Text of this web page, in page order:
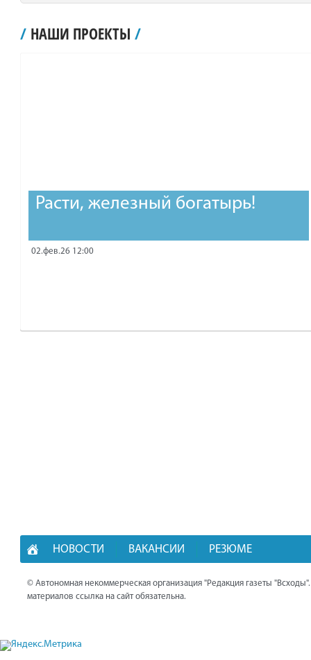
/ НАШИ ПРОЕКТЫ /
Расти, железный богатырь!
02.фев.26 12:00
НОВОСТИ ВАКАНСИИ РЕЗЮМЕ
© Автономная некоммерческая организация "Редакция газеты
материалов ссылка на сайт обязательна.